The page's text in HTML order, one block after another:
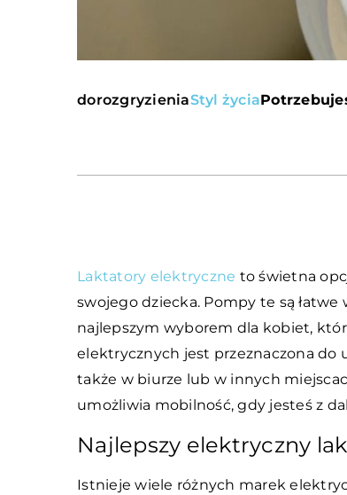
dorozgryzieniaStyl życia
Laktatory elektryczne to świetna
swojego dziecka. Pompy te są
najlepszym wyborem dla kobiet,
elektrycznych jest przeznaczona
także w biurze lub w innych
umożliwia mobilność, gdy jesteś z
Najlepszy elektryczny
Istnieje wiele różnych marek